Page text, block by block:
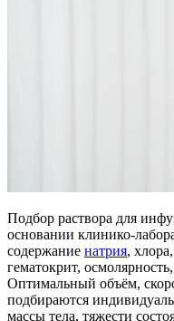
Подбор раствора для
основании клинико-
содержание натрия, хлора,
гематокрит,
Оптимальный объём,
подбираются
массы тела, тяжести